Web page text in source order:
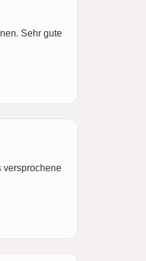
Sehr gute
versprochene